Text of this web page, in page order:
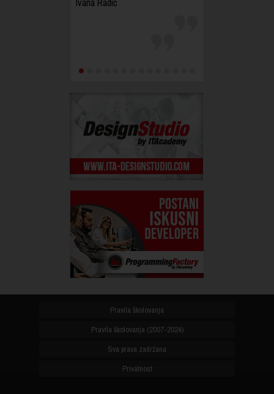
Pravila školovanja
Pravila školovanja (2007-2024)
Sva prava zadržana
Privatnost